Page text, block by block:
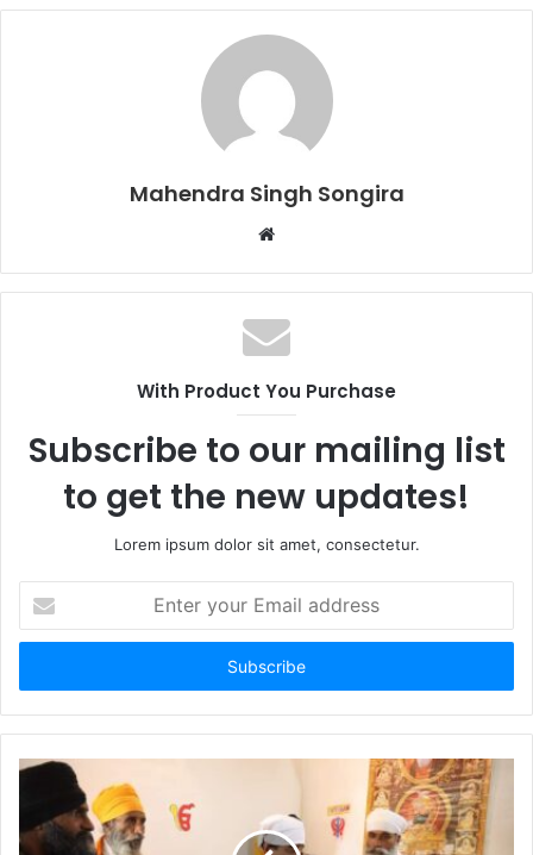
Mahendra Singh Songira
Website
With Product You Purchase
Subscribe to our mailing list
to get the new updates!
Lorem ipsum dolor sit amet, consectetur.
your
Email